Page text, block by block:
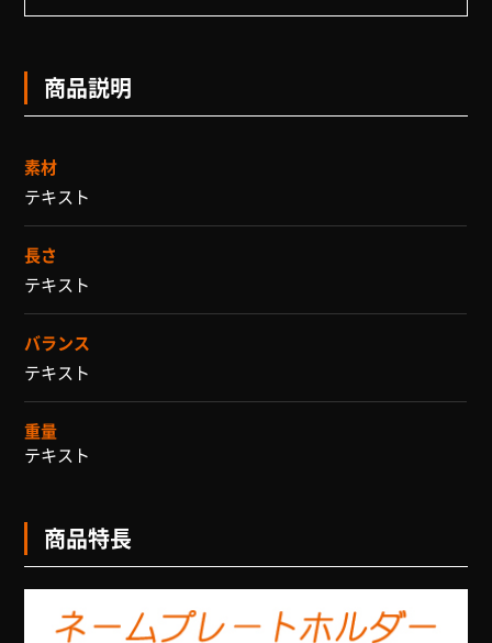
商品説明
素材
テキスト
長さ
テキスト
バランス
テキスト
重量
テキスト
商品特長